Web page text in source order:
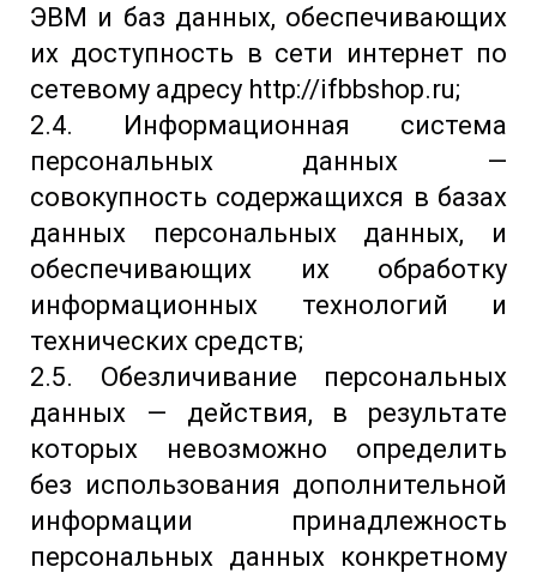
ЭВМ и баз данных, обеспечивающих
их доступность в сети интернет по
сетевому адресу http://ifbbshop.ru;
2.4. Информационная система
персональных данных —
совокупность содержащихся в базах
данных персональных данных, и
обеспечивающих их обработку
информационных технологий и
технических средств;
2.5. Обезличивание персональных
данных — действия, в результате
которых невозможно определить
без использования дополнительной
информации принадлежность
персональных данных конкретному